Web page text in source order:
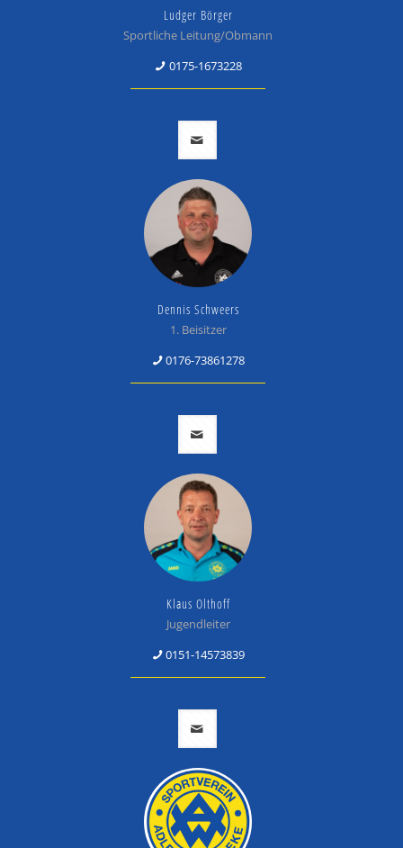
Ludger Börger
Sportliche Leitung/Obmann
0175-1673228
Dennis Schweers
1. Beisitzer
0176-73861278
Klaus Olthoff
Jugendleiter
0151-14573839